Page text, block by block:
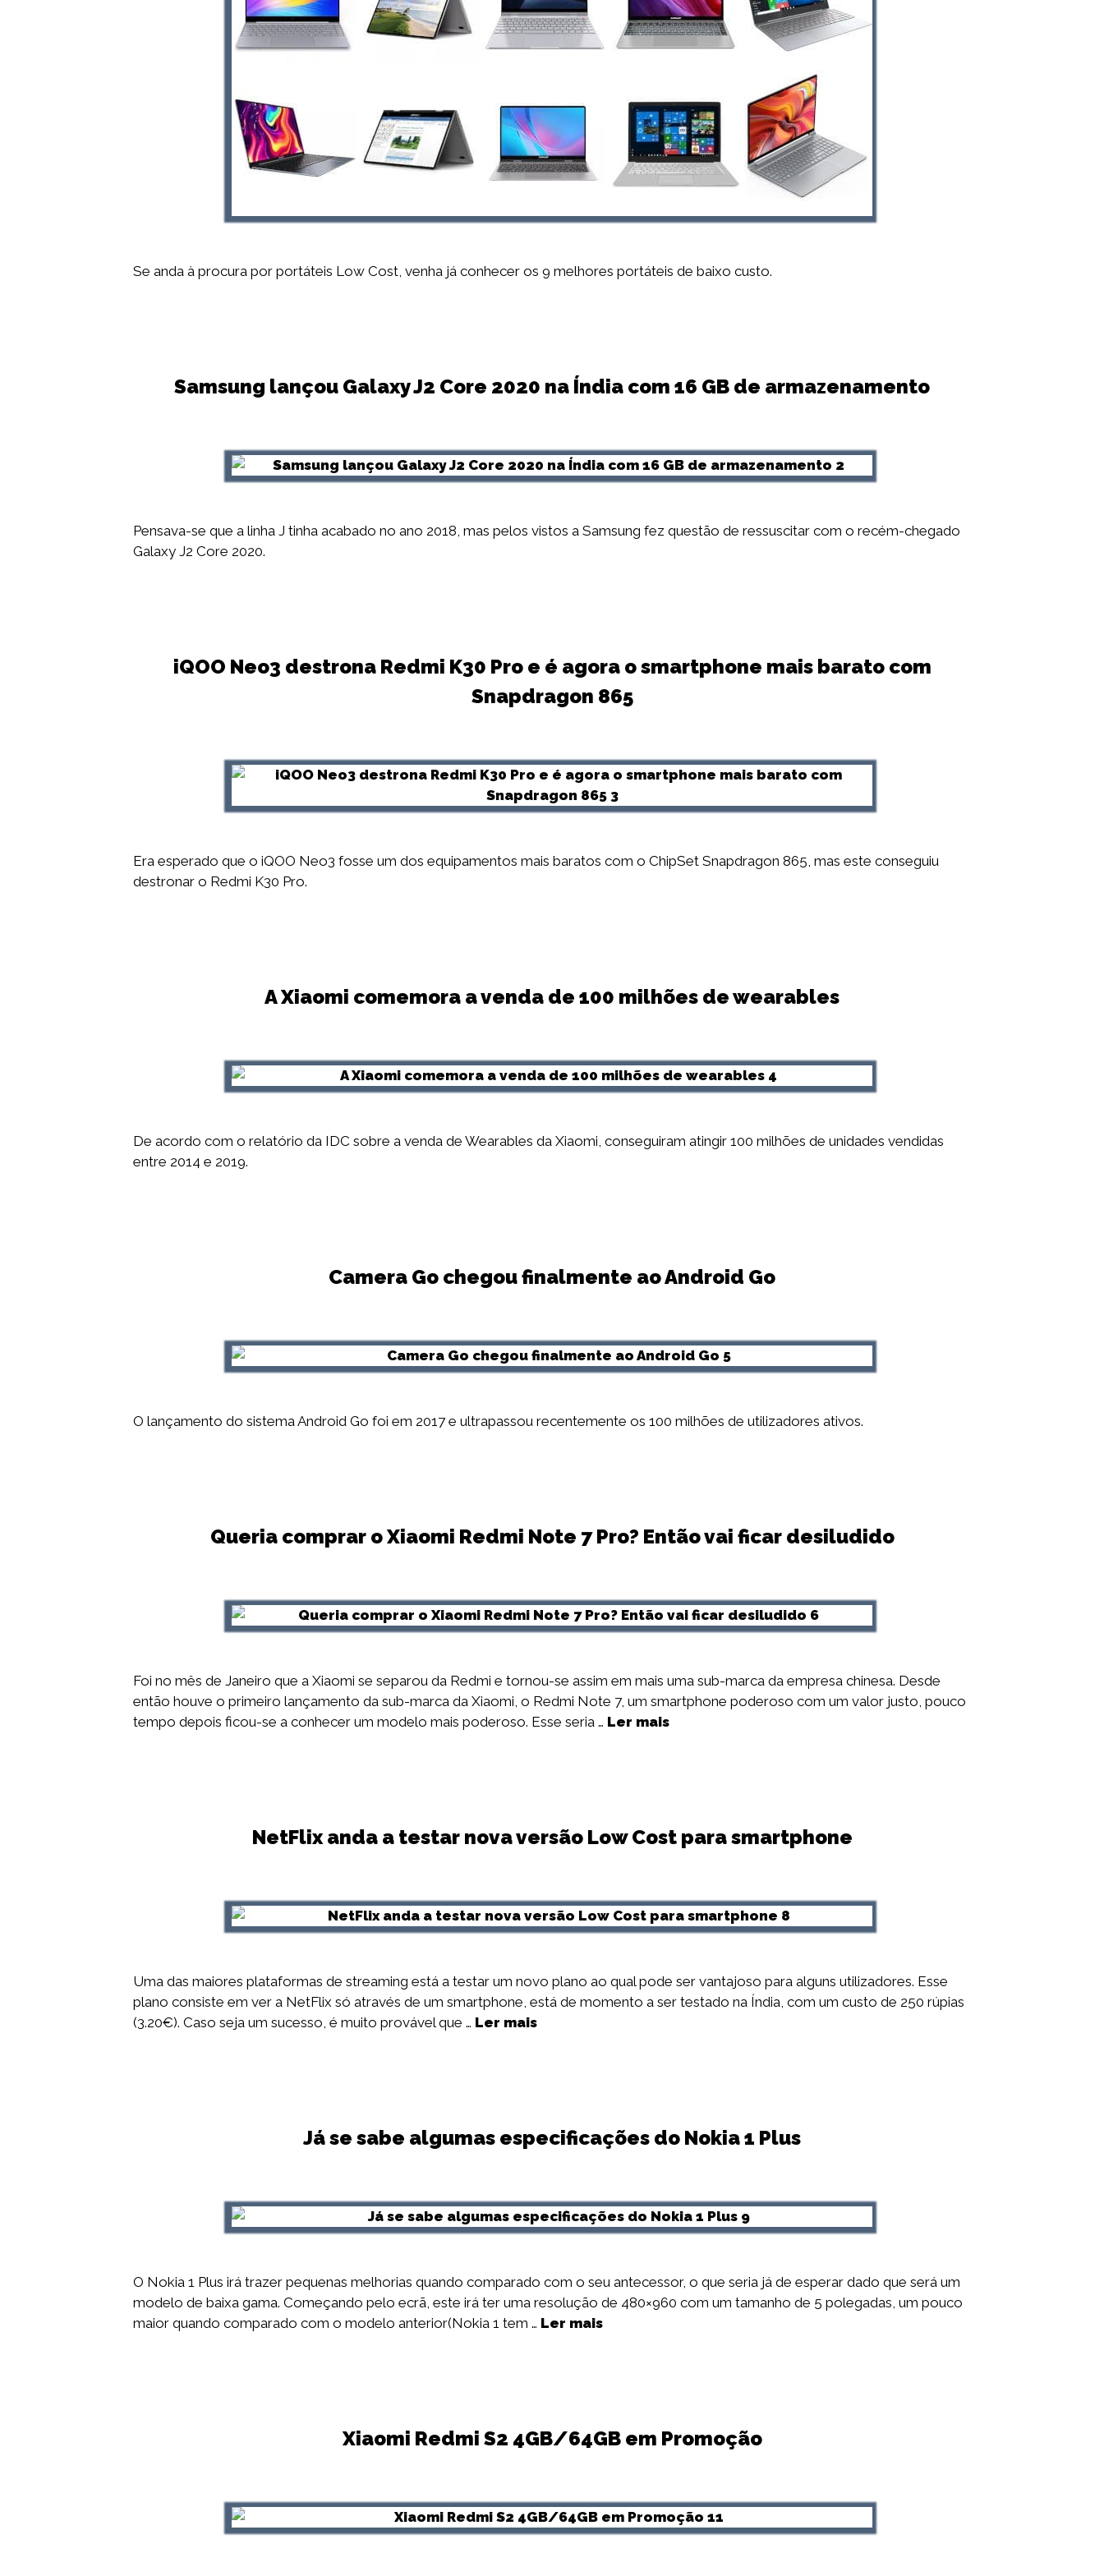
Se anda à procura por portáteis Low Cost, venha já conhecer os 9 melhores portáteis de baixo custo.
Samsung lançou Galaxy J2 Core 2020 na Índia com 16 GB de armazenamento
Pensava-se que a linha J tinha acabado no ano 2018, mas pelos vistos a Samsung fez questão de ressuscitar com o recém-chegado
Galaxy J2 Core 2020.
iQOO Neo3 destrona Redmi K30 Pro e é agora o smartphone mais barato com
Snapdragon 865
Era esperado que o iQOO Neo3 fosse um dos equipamentos mais baratos com o ChipSet Snapdragon 865, mas este conseguiu
destronar o Redmi K30 Pro.
A Xiaomi comemora a venda de 100 milhões de wearables
De acordo com o relatório da IDC sobre a venda de Wearables da Xiaomi, conseguiram atingir 100 milhões de unidades vendidas
entre 2014 e 2019.
Camera Go chegou finalmente ao Android Go
O lançamento do sistema Android Go foi em 2017 e ultrapassou recentemente os 100 milhões de utilizadores ativos.
Queria comprar o Xiaomi Redmi Note 7 Pro? Então vai ficar desiludido
Foi no mês de Janeiro que a Xiaomi se separou da Redmi e tornou-se assim em mais uma sub-marca da empresa chinesa. Desde
então houve o primeiro lançamento da sub-marca da Xiaomi, o Redmi Note 7, um smartphone poderoso com um valor justo, pouco
tempo depois ficou-se a conhecer um modelo mais poderoso. Esse seria … Ler mais
NetFlix anda a testar nova versão Low Cost para smartphone
Uma das maiores plataformas de streaming está a testar um novo plano ao qual pode ser vantajoso para alguns utilizadores. Esse
plano consiste em ver a NetFlix só através de um smartphone, está de momento a ser testado na Índia, com um custo de 250 rúpias
(3.20€). Caso seja um sucesso, é muito provável que … Ler mais
Já se sabe algumas especificações do Nokia 1 Plus
O Nokia 1 Plus irá trazer pequenas melhorias quando comparado com o seu antecessor, o que seria já de esperar dado que será um
modelo de baixa gama. Começando pelo ecrã, este irá ter uma resolução de 480×960 com um tamanho de 5 polegadas, um pouco
maior quando comparado com o modelo anterior(Nokia 1 tem … Ler mais
Xiaomi Redmi S2 4GB/64GB em Promoção